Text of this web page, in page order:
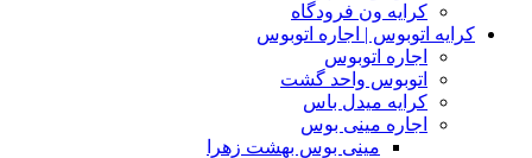
کرایه ون فرودگاه
کرایه اتوبوس | اجاره اتوبوس
اجاره اتوبوس
اتوبوس واحد گشت
کرایه میدل باس
اجاره مینی بوس
مینی بوس بهشت زهرا